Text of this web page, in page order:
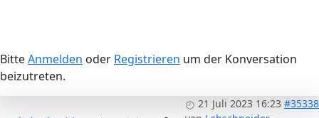
BitteAnmelden oder Registrieren um der Konversation
beizutreten.
21 Juli 2023 16:23 #35338